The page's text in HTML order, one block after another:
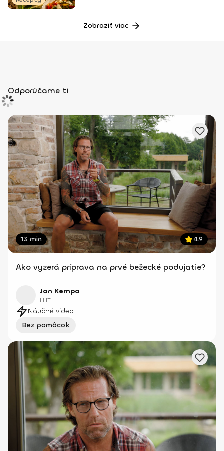
Zobraziť viac
Odporúčame ti
13 min 4.9
Ako vyzerá príprava na prvé bežecké podujatie?
Jan Kempa
HIIT
Náučné video
Bez pomôcok